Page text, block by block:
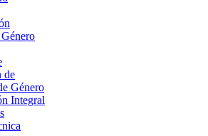
de
Género
Integral